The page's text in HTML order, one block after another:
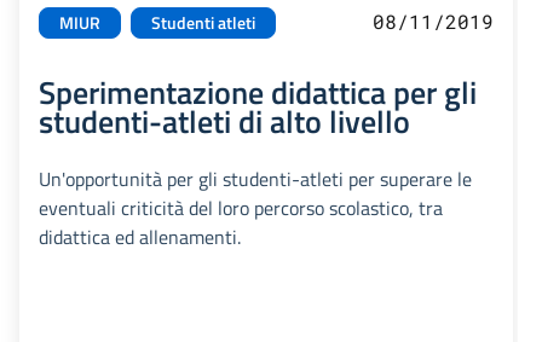
MIUR Studenti atleti 08/11/2019
Sperimentazione didattica per gli
studenti-atleti di alto livello
Un'opportunità per gli studenti-atleti per superare le
eventuali criticità del loro percorso scolastico, tra
didattica ed allenamenti.